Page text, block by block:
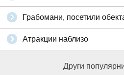
Грабомани, посетили
Атракции наблизо
Други